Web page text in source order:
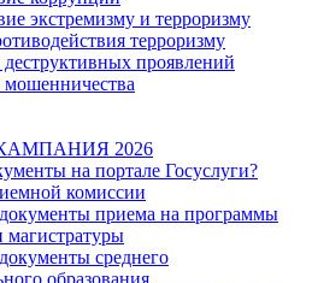
экстремизму и терроризму
терроризму
проявлений
2026
на портале Госуслуги?
комиссии
приема на программы
магистратуры
среднего
образования